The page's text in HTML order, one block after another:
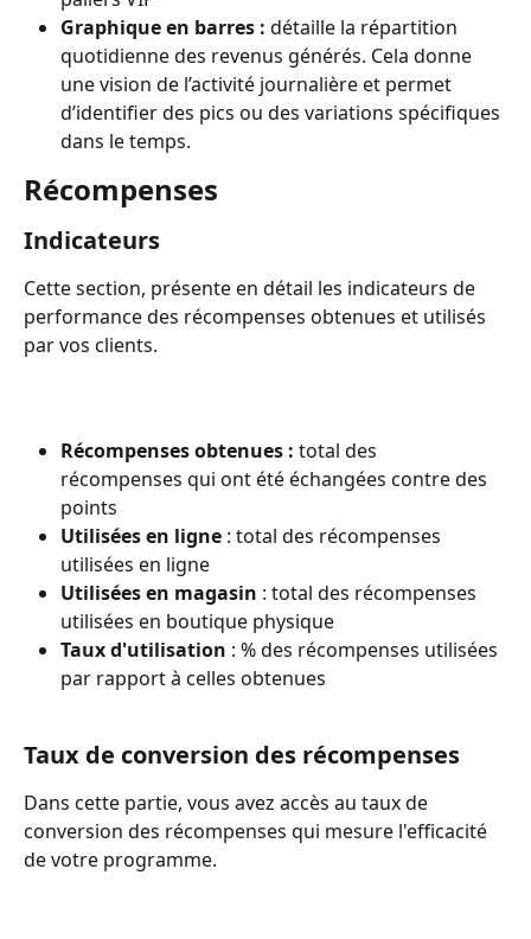
Graphique en barres : détaille la répartition
quotidienne des revenus générés. Cela donne
une vision de l’activité journalière et permet
d’identifier des pics ou des variations spécifiques
dans le temps.
Récompenses
Indicateurs
Cette section, présente en détail les indicateurs de
performance des récompenses obtenues et utilisés
par vos clients.
Récompenses obtenues : total des
récompenses qui ont été échangées contre des
points
Utilisées en ligne : total des récompenses
utilisées en ligne
Utilisées en magasin : total des récompenses
utilisées en boutique physique
Taux d'utilisation : % des récompenses utilisées
par rapport à celles obtenues
Taux de conversion des récompenses
Dans cette partie, vous avez accès au taux de
conversion des récompenses qui mesure l'efficacité
de votre programme.